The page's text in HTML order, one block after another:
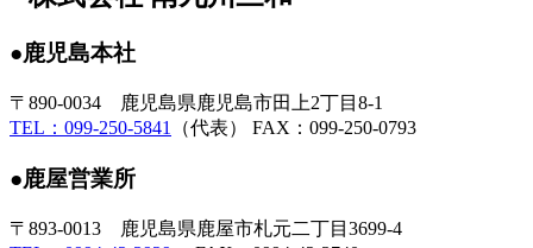
●鹿児島本社
〒890-0034 鹿児島県鹿児島市田上2丁目8-1
TEL：099-250-5841
（代表） FAX：099-250-0793
●鹿屋営業所
〒893-0013 鹿児島県鹿屋市札元二丁目3699-4